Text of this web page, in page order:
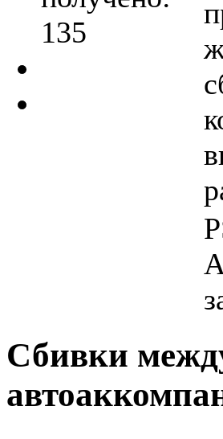
135
Сбивки